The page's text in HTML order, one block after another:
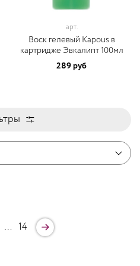
арт.
Воск гелевый Kapous в
картридже Эвкалипт 100мл
289 руб
… 14